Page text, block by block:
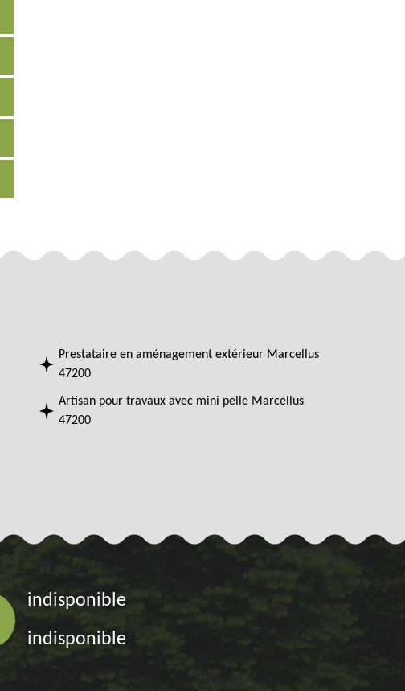
Prestataire en aménagement extérieur Marcellus
47200
Artisan pour travaux avec mini pelle Marcellus
47200
indisponible
indisponible